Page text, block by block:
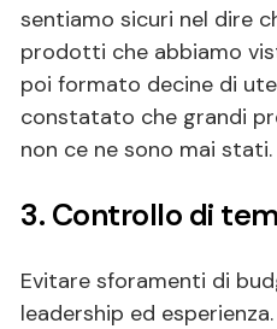
sentiamo sicuri nel dire
prodotti che abbiamo
poi formato decine di
constatato che grandi
non ce ne sono mai stati.
3. Controllo di
Evitare sforamenti di
leadership ed